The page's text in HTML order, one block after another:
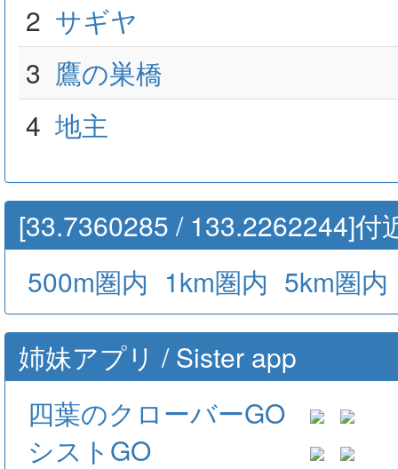
2 サギヤ
3 鷹の巣橋
4 地主
[33.7360285 / 133.2262244]付
500m圏内 1km圏内 5km圏内
姉妹アプリ / Sister app
四葉のクローバーGO
シストGO